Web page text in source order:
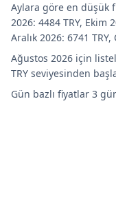
Aylara göre en düşük
2026: 4484 TRY, Ekim
Aralık 2026: 6741 TRY,
Ağustos 2026 için
TRY seviyesinden
Gün bazlı fiyatlar 3